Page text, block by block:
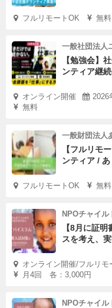
フルリモートOK 無料
一般社団法人
【勉強会】
ンティア継
オンライン開催
2026
無料
一般財団法人
【フルリモ
ンティア /
フルリモートOK 無料
NPOチャイ
【8月に証
スを考え、
オンライン開催/フルリモ
月4回 各：3,000円
NPOチャイ